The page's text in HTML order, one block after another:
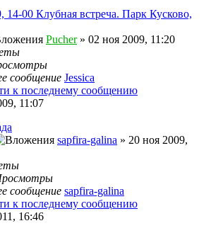
14-00 Клубная встреча. Парк Кусково,
Pucher» 02 ноя 2009, 11:20
сообщение Jessica
11:07
sapfira-galina » 20 ноя 2009,
сообщение sapfira-galina
16:46